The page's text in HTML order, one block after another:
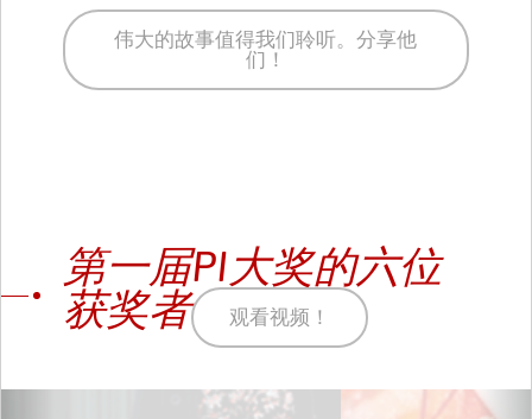
伟大的故事值得我们聆听。分享他
们！
第一届PI大奖的六位
获奖者
观看视频！